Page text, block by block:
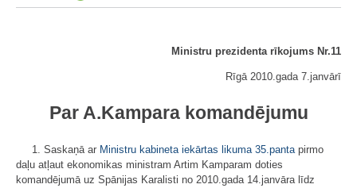
Ministru prezidenta rīkojums Nr.11
Rīgā 2010.gada 7.janvārī
Par A.Kampara komandējumu
1. Saskaņā ar Ministru kabineta iekārtas likuma 35.pantapirmo
daļu atļaut ekonomikas ministram Artim Kamparam doties
komandējumā uz Spānijas Karalisti no 2010.gada 14.janvāra līdz